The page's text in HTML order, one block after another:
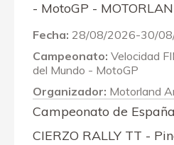
- MotoGP -
Fecha: 28/08/2026-30/
Campeonato: Velocidad
del Mundo - MotoGP
Organizador: Motorland
Campeonato de
CIERZO RALLY TT -